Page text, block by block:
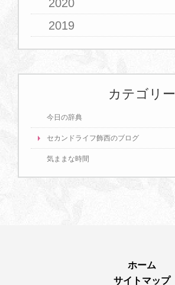
2020
2019
カテゴリー
今日の辞典
セカンドライフ飾西のブログ
気ままな時間
ホーム
サイトマップ